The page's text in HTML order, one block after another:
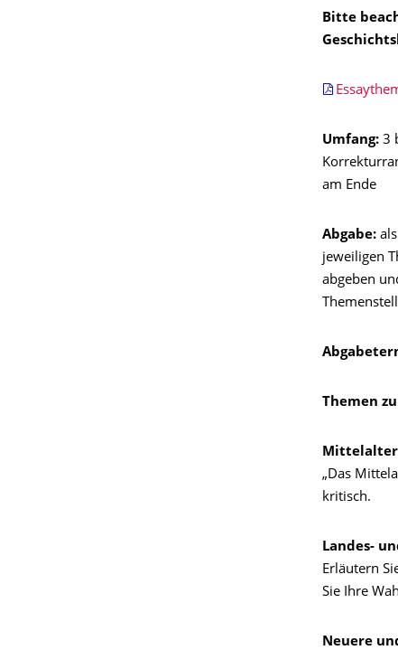
Bitte
Umfang: 3
am Ende
Abgabe:
jeweiligen
abgeben
Themen
„Das
kritisch.
Landes-
Erläutern
Sie Ihre
Neuere